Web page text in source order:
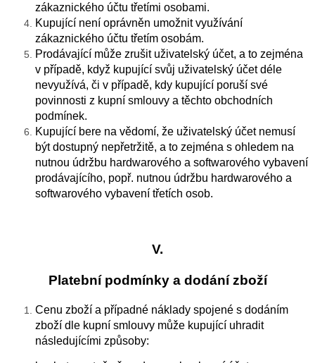
zákaznického účtu třetími osobami.
Kupující není oprávněn umožnit využívání
zákaznického účtu třetím osobám.
Prodávající může zrušit uživatelský účet, a to zejména
v případě, když kupující svůj uživatelský účet déle
nevyužívá, či v případě, kdy kupující poruší své
povinnosti z kupní smlouvy a těchto obchodních
podmínek.
Kupující bere na vědomí, že uživatelský účet nemusí
být dostupný nepřetržitě, a to zejména s ohledem na
nutnou údržbu hardwarového a softwarového vybavení
prodávajícího, popř. nutnou údržbu hardwarového a
softwarového vybavení třetích osob.
V.
Platební podmínky a dodání zboží
Cenu zboží a případné náklady spojené s dodáním
zboží dle kupní smlouvy může kupující uhradit
následujícími způsoby: